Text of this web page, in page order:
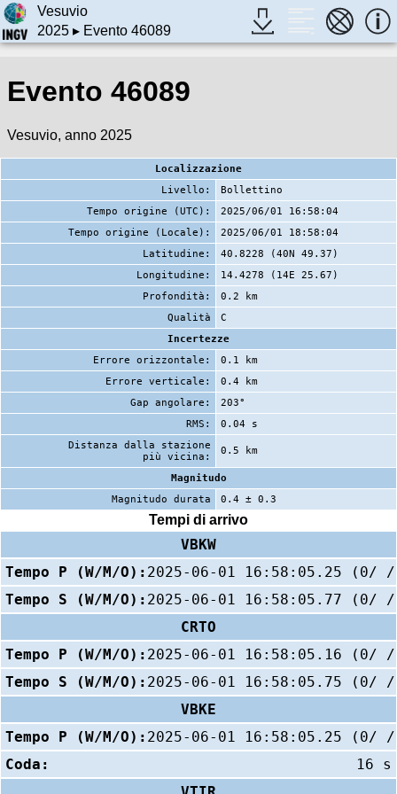
Vesuvio
2025▸ Evento 46089
Evento 46089
Vesuvio, anno 2025
Localizzazione
Livello:
Bollettino
Tempo origine (UTC):
2025/06/01 16:58:04
Tempo origine (Locale):
2025/06/01 18:58:04
Latitudine:
40.8228 (40N 49.37)
Longitudine:
14.4278 (14E 25.67)
Profondità:
0.2 km
Qualità
C
Incertezze
Errore orizzontale:
0.1 km
Errore verticale:
0.4 km
Gap angolare:
203°
RMS:
0.04 s
Distanza dalla stazione
più vicina:
0.5 km
Magnitudo
Magnitudo durata
0.4 ± 0.3
Tempi di arrivo
VBKW
Tempo P (W/M/O): 2025-06-01 16:58:05.25 (0/
Tempo S (W/M/O): 2025-06-01 16:58:05.77 (0/
CRTO
Tempo P (W/M/O): 2025-06-01 16:58:05.16 (0/
Tempo S (W/M/O): 2025-06-01 16:58:05.75 (0/
VBKE
Tempo P (W/M/O): 2025-06-01 16:58:05.25 (0/
Coda:
16 s